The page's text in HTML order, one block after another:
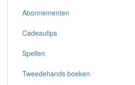
Abonnementen
Cadeautips
Spellen
Tweedehands boeken